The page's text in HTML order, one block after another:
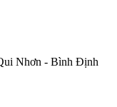
Nhơn - Bình Định